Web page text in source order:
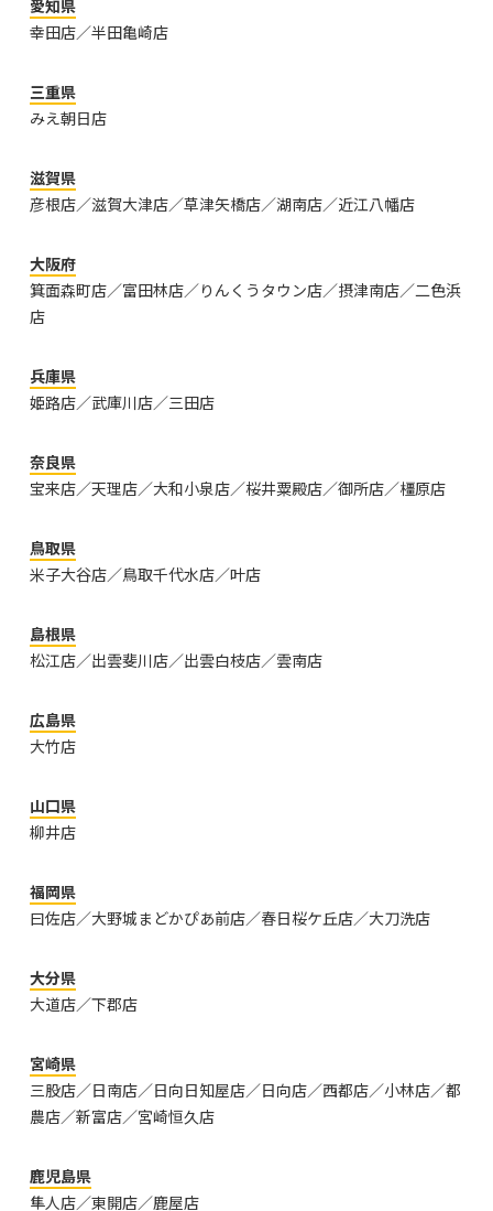
愛知県
幸田店／半田亀崎店
三重県
みえ朝日店
滋賀県
彦根店／滋賀大津店／草津矢橋店／湖南店／近江八幡店
大阪府
箕面森町店／富田林店／りんくうタウン店／摂津南店／二色浜
店
兵庫県
姫路店／武庫川店／三田店
奈良県
宝来店／天理店／大和小泉店／桜井粟殿店／御所店／橿原店
鳥取県
米子大谷店／鳥取千代水店／叶店
島根県
松江店／出雲斐川店／出雲白枝店／雲南店
広島県
大竹店
山口県
柳井店
福岡県
曰佐店／大野城まどかぴあ前店／春日桜ケ丘店／大刀洗店
大分県
大道店／下郡店
宮崎県
三股店／日南店／日向日知屋店／日向店／西都店／小林店／都
農店／新富店／宮崎恒久店
鹿児島県
隼人店／東開店／鹿屋店